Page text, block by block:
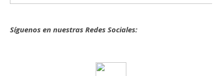
Síguenos en nuestras Redes Sociales: